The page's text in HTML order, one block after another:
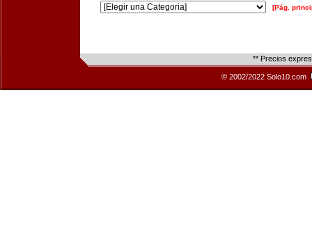
[Pág.
** Precios
© 2002/2022 Solo10.com